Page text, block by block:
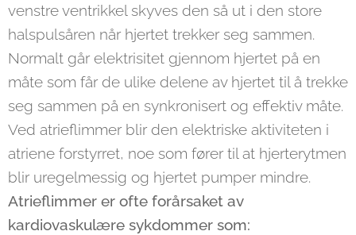
venstre ventrikkel skyves den så ut i den store
halspulsåren når hjertet trekker seg sammen.
Normalt går elektrisitet gjennom hjertet på en
måte som får de ulike delene av hjertet til å trekke
seg sammen på en synkronisert og effektiv måte.
Ved atrieflimmer blir den elektriske aktiviteten i
atriene forstyrret, noe som fører til at hjerterytmen
blir uregelmessig og hjertet pumper mindre.
Atrieflimmer er ofte forårsaket av
kardiovaskulære sykdommer som: